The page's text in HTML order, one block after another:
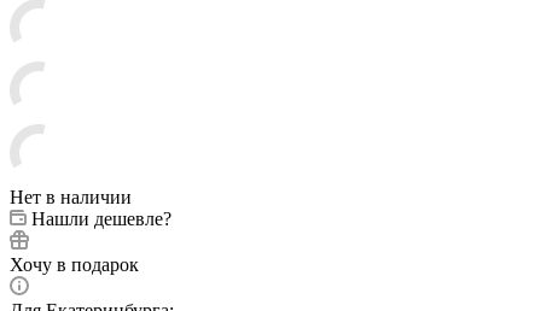
Нет в наличии
Нашли дешевле?
Хочу в подарок